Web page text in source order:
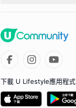
下載 U Lifestyle應用程式